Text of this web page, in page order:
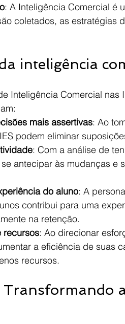
: A Inteligência Comercial é
coletados, as estratégias
inteligência
Inteligência Comercial nas
mais assertivas: Ao
podem eliminar
: Com a análise de
antecipar às mudanças e
do aluno: A
contribui para uma
na retenção.
recursos: Ao direcionar
a eficiência de suas
recursos.
Transformando